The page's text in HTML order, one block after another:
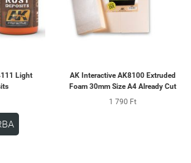
Light
AK Interactive AK8100 Extruded
Foam 30mm Size A4 Already Cut
1 790 Ft